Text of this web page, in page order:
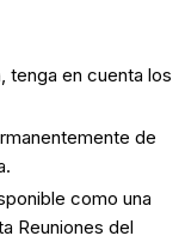
tenga en cuenta los
de
como una
Reuniones del